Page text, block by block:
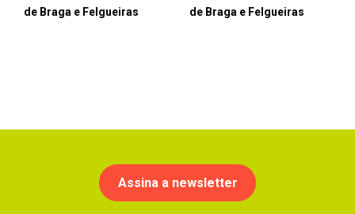
de Braga e Felgueiras
de Braga e Felgueiras
Assina a newsletter